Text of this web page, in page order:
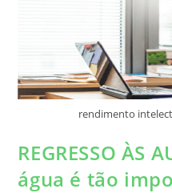
rendimento
REGRESSO ÀS
água é tão